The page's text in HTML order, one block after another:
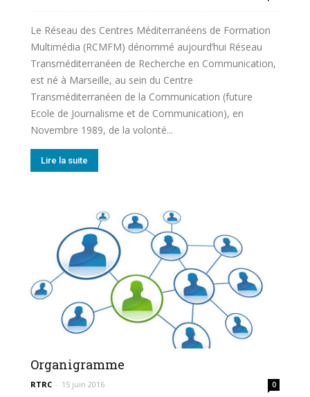
Le Réseau des Centres Méditerranéens de Formation
Multimédia (RCMFM) dénommé aujourd’hui Réseau
Transméditerranéen de Recherche en Communication,
est né à Marseille, au sein du Centre
Transméditerranéen de la Communication (future
Ecole de Journalisme et de Communication), en
Novembre 1989, de la volonté...
Lire la suite
Organigramme
RTRC - 15 juin 2016 0